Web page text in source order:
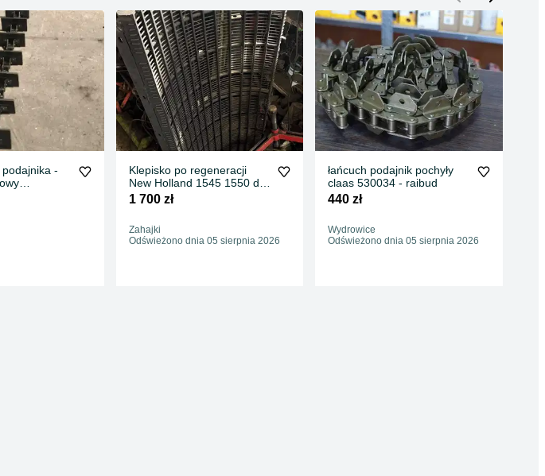
podajnika -
Klepisko po regeneracji
New Holland 1545 1550 dł
1 700 zł
Zahajki
Odświeżono dnia 05 sierpnia 2026
łańcuch podajnik pochyły
claas 530034 - raibud
440 zł
Wydrowice
Odświeżono dnia 05 sierpnia 2026